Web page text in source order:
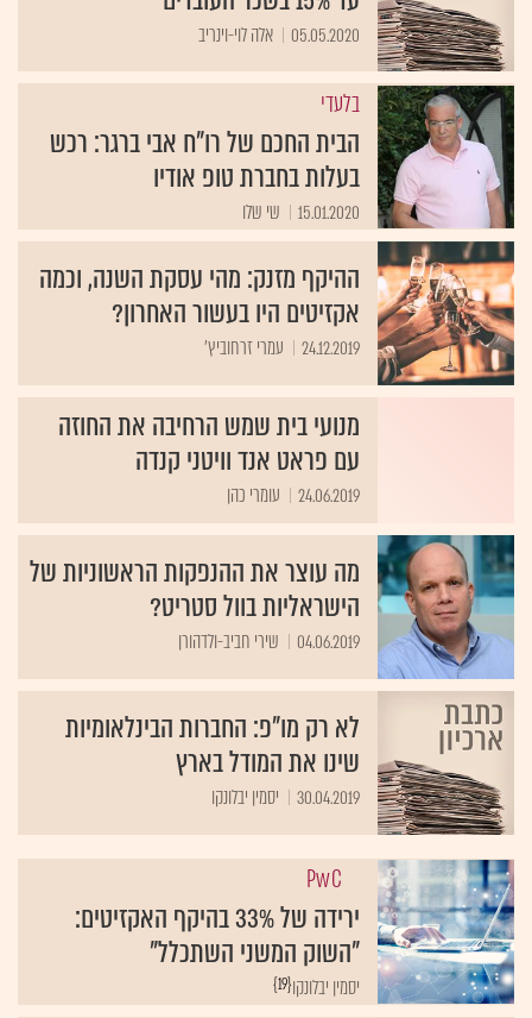
05.05.2020 אלה לוי-וינריב
בלעדי
הבית החכם של רו"ח אבי ברגר: רכש
בעלות בחברת טופ אודיו
15.01.2020 שי שלו
ההיקף מזנק: מהי עסקת השנה, וכמה
אקזיטים היו בעשור האחרון?
24.12.2019 עמרי זרחוביץ'
מנועי בית שמש הרחיבה את החוזה
עם פראט אנד וויטני קנדה
24.06.2019 עומרי כהן
מה עוצר את ההנפקות הראשוניות של
הישראליות בוול סטריט?
04.06.2019 שירי חביב-ולדהורן
לא רק מו"פ: החברות הבינלאומיות
שינו את המודל בארץ
30.04.2019 יסמין יבלונקו
PwC
ירידה של 33% בהיקף האקזיטים:
"השוק המשני השתכלל"
{19}יסמין יבלונקו